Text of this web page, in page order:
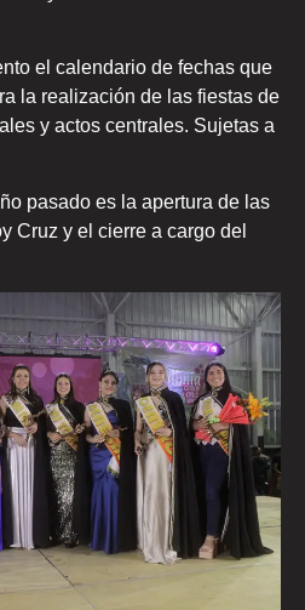
el calendario de fechas que
la realización de las fiestas de
y actos centrales. Sujetas a
pasado es la apertura de las
Cruz y el cierre a cargo del